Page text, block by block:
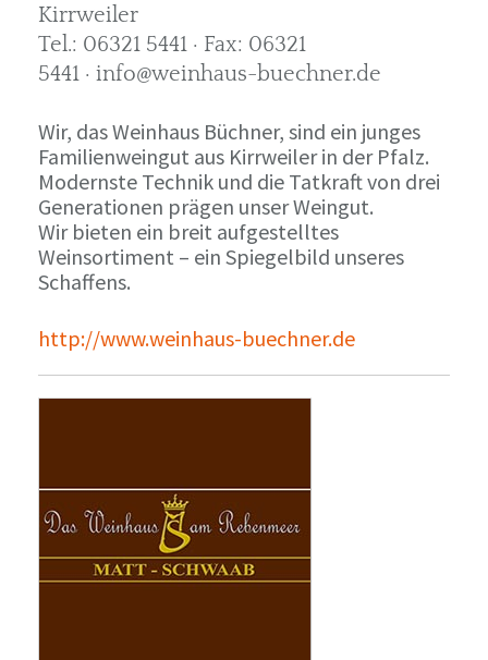
Kirrweiler
Tel.: 06321 5441 · Fax: 06321
5441 · info@weinhaus-buechner.de
Wir, das Weinhaus Büchner, sind ein junges
Familienweingut aus Kirrweiler in der Pfalz.
Modernste Technik und die Tatkraft von drei
Generationen prägen unser Weingut.
Wir bieten ein breit aufgestelltes
Weinsortiment – ein Spiegelbild unseres
Schaffens.
http://www.weinhaus-buechner.de